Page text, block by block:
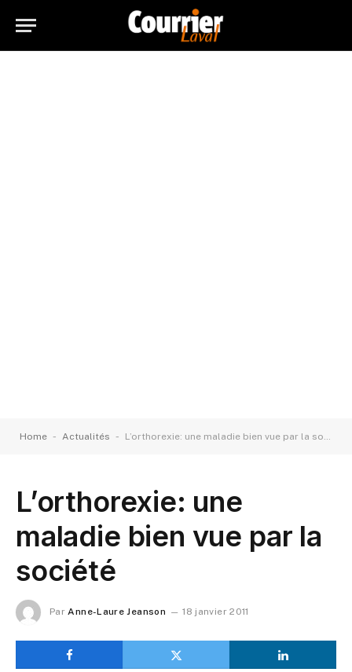
Home - Actualités - L’orthorexie: une maladie bien vue par la société
L’orthorexie: une
maladie bien vue par la
société
Par Anne-Laure Jeanson 18 janvier 2011